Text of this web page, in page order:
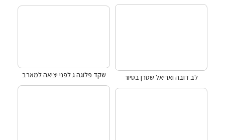
לב דובה ואריאל שטרן בסיור שקד פלוגה ג לפני יציאה למארב